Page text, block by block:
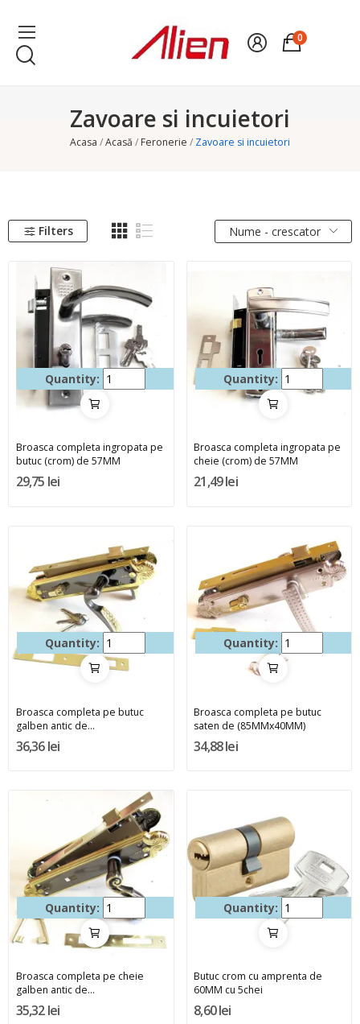
0
Zavoare si incuietori
Acasa Acasă Feronerie Zavoare si incuietori
Filters Nume - crescator
Quantity:
Broasca completa ingropata pe
butuc (crom) de 57MM
29,75 lei
Quantity:
Broasca completa ingropata pe
cheie (crom) de 57MM
21,49 lei
Quantity:
Broasca completa pe butuc
galben antic de...
36,36 lei
Quantity:
Broasca completa pe butuc
saten de (85MMx40MM)
34,88 lei
Quantity:
Broasca completa pe cheie
galben antic de...
35,32 lei
Quantity:
Butuc crom cu amprenta de
60MM cu 5chei
8,60 lei